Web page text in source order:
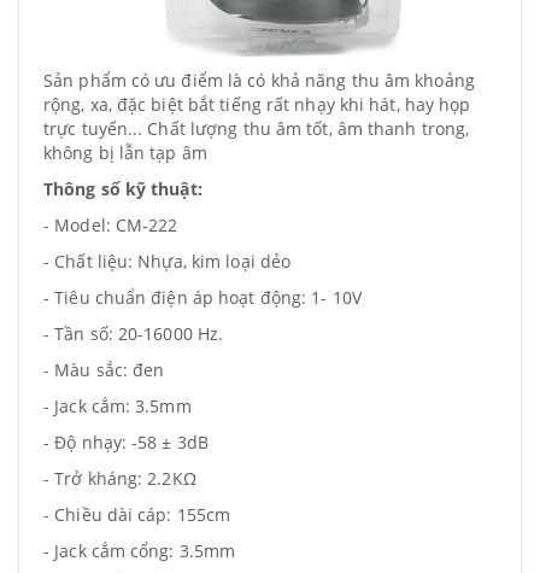
Sản phẩm có ưu điểm là có khả năng thu âm khoảng
rộng, xa, đặc biệt bắt tiếng rất nhạy khi hát, hay họp
trực tuyến... Chất lượng thu âm tốt, âm thanh trong,
không bị lẫn tạp âm
Thông số kỹ thuật:
- Model: CM-222
- Chất liệu: Nhựa, kim loại dẻo
- Tiêu chuẩn điện áp hoạt động: 1- 10V
- Tần số: 20-16000 Hz.
- Màu sắc: đen
- Jack cắm: 3.5mm
- Độ nhạy: -58 ± 3dB
- Trở kháng: 2.2KΩ
- Chiều dài cáp: 155cm
- Jack cắm cổng: 3.5mm